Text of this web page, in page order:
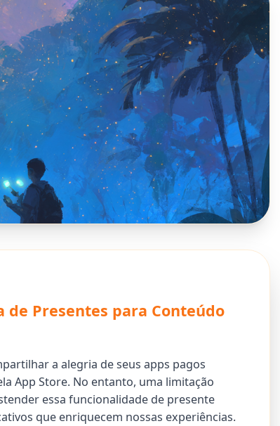
de Presentes para Conteúdo
a alegria de seus apps pagos
App Store. No entanto, uma limitação
essa funcionalidade de presente
que enriquecem nossas experiências.